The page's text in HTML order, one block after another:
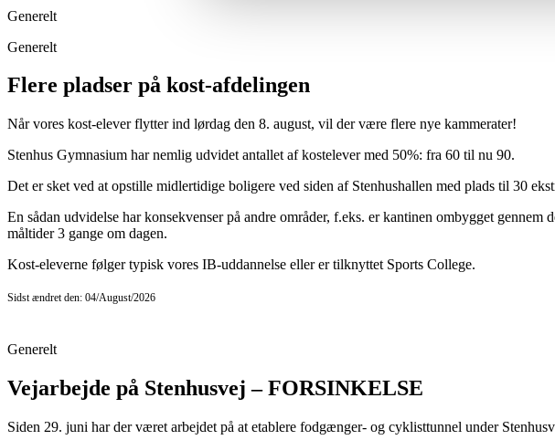
Generelt
Generelt
Flere pladser på kost-afdelingen
Når vores kost-elever flytter ind lørdag den 8. august, vil der være flere nye kammerater!
Stenhus Gymnasium har nemlig udvidet antallet af kostelever med 50%: fra 60 til nu 90.
Det er sket ved at opstille midlertidige boligere ved siden af Stenhushallen med plads til 30
En sådan udvidelse har konsekvenser på andre områder, f.eks. er kantinen ombygget
måltider 3 gange om dagen.
Kost-eleverne følger typisk vores IB-uddannelse eller er tilknyttet Sports College.
Sidst ændret den: 04/August/2026
Generelt
Vejarbejde på Stenhusvej – FORSINKELSE
Siden 29. juni har der været arbejdet på at etablere fodgænger- og cyklisttunnel under